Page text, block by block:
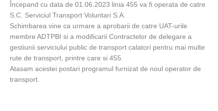
Începand cu data de 01.06.2023 linia 455 va fi operata de catre
S.C. Serviciul Transport Voluntari S.A.
Schimbarea vine ca urmare a aprobarii de catre UAT-urile
membre ADTPBI si a modificarii Contractelor de delegare a
gestiunii serviciului public de transport calatori pentru mai multe
rute de transport, printre care si 455.
Atasam acestei postari programul furnizat de noul operator de
transport.